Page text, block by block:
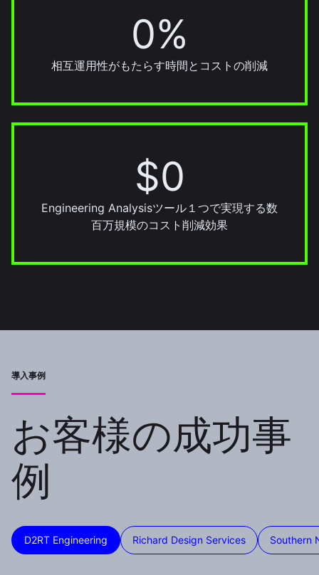
0%
20%
相互運用性がもたらす時間とコストの削減
$0
Engineering Analysisツール１つで実現する数
百万規模のコスト削減効果
導入事例
お客様の成功事
例
D2RT Engineering Richard Design Services Southern